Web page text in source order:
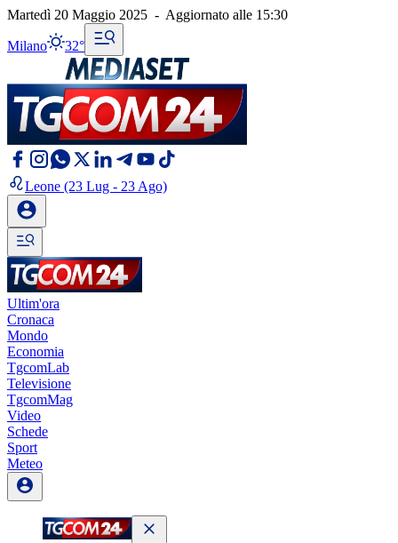
Martedì 20 Maggio 2025 - Aggiornato alle 15:30
Milano 32°
Leone (23 Lug - 23 Ago)
Ultim'ora
Cronaca
Mondo
Economia
TgcomLab
Televisione
TgcomMag
Video
Schede
Sport
Meteo